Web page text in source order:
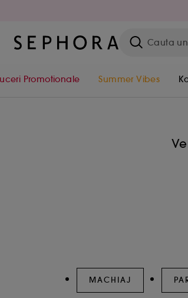
Promotionale Summer Vibes
MACHIAJ